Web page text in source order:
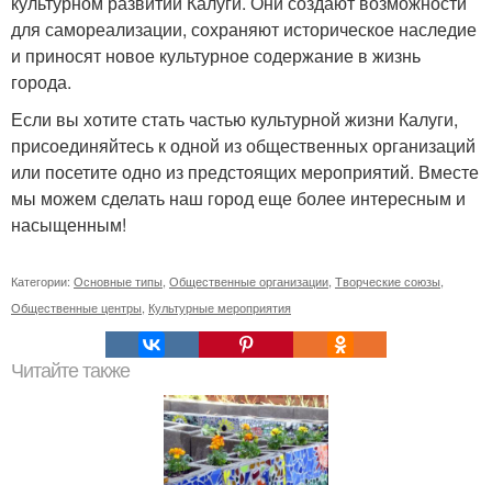
для самореализации, сохраняют историческое наследие
и приносят новое культурное содержание в жизнь
города.
Если вы хотите стать частью культурной жизни Калуги,
присоединяйтесь к одной из общественных организаций
или посетите одно из предстоящих мероприятий. Вместе
мы можем сделать наш город еще более интересным и
насыщенным!
Категории: Основные типы Общественные организации Творческие союзы
Общественные центры Культурные мероприятия
Читайте также